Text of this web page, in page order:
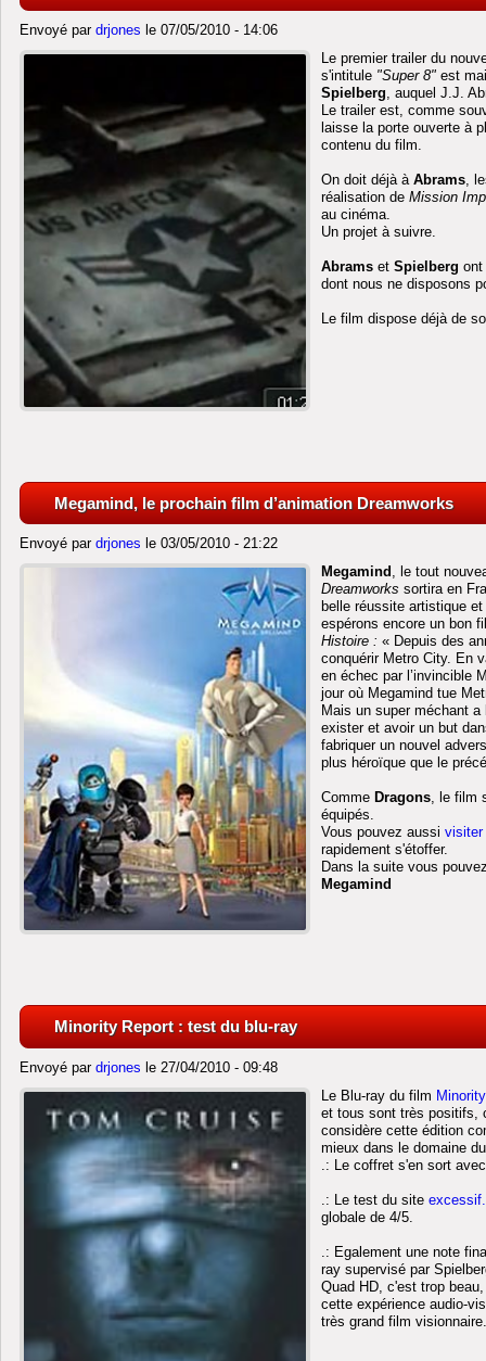
Envoyé par drjones le 07/05/2010 - 14:06
Le premier trailer du
s'intitule "Super 8" est
Spielberg , auquel J.J.
Le trailer est, comme
laisse la porte ouverte à
contenu du film.
On doit déjà à Abrams ,
réalisation de Mission
au cinéma.
Un projet à suivre.
Abrams et Spielberg ont
dont nous ne disposons
Le film dispose déjà de
Megamind, le prochain film d’animation Dreamworks
Envoyé par drjones le 03/05/2010 - 21:22
Megamind , le tout
Dreamworks sortira en
belle réussite artistique
espérons encore un bon
Histoire : « Depuis des
conquérir Metro City. En
en échec par l’invincible
jour où Megamind tue
Mais un super méchant a
exister et avoir un but
fabriquer un nouvel
plus héroïque que le
Comme Dragons, le film
équipés.
Vous pouvez aussi visiter
rapidement s'étoffer.
Dans la suite vous
Megamind
Minority Report : test du blu-ray
Envoyé par drjones le 27/04/2010 - 09:48
Le Blu-ray du film
et tous sont très positifs,
considère cette édition
mieux dans le domaine
.: Le coffret s'en sort
.: Le test du site
globale de 4/5.
.: Egalement une note
ray supervisé par
Quad HD, c'est trop
cette expérience audio-
très grand film